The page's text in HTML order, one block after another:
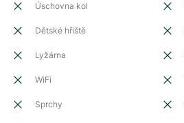
Úschovna kol
Dětské hřiště
Lyžárna
WiFi
Sprchy